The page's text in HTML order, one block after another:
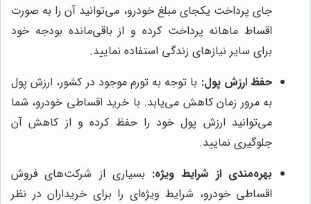
جای پرداخت یکجای مبلغ خودرو، می‌توانید آن را به صورت
اقساط ماهانه پرداخت کرده و از باقی‌مانده بودجه خود
برای سایر نیازهای زندگی استفاده نمایید.
حفظ ارزش پول: با توجه به تورم موجود در کشور، ارزش پول
به مرور زمان کاهش می‌یابد. با خرید اقساطی خودرو، شما
می‌توانید ارزش پول خود را حفظ کرده و از کاهش آن
جلوگیری نمایید.
بهره‌مندی از شرایط ویژه: بسیاری از شرکت‌های فروش
اقساطی خودرو، شرایط ویژه‌ای را برای خریداران در نظر